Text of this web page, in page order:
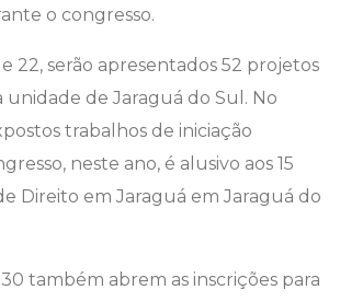
o congresso.
e 22, serão apresentados 52 projetos
unidade de Jaraguá do Sul. No
trabalhos de iniciação
neste ano, é alusivo aos 15
Direito em Jaraguá em Jaraguá do
também abrem as inscrições para